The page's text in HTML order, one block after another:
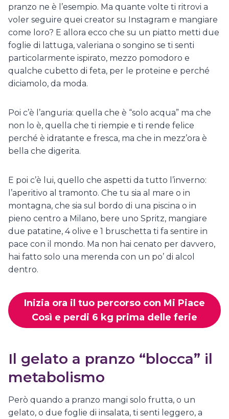
pranzo ne è l’esempio. Ma quante volte ti ritrovi a
voler seguire quei creator su Instagram e mangiare
come loro? E allora ecco che su un piatto metti due
foglie di lattuga, valeriana o songino se ti senti
particolarmente ispirato, mezzo pomodoro e
qualche cubetto di feta, per le proteine e perché
diciamolo, da moda.
Poi c’è l’anguria: quella che è “solo acqua” ma che
non lo è, quella che ti riempie e ti rende felice
perché è idratante e fresca, ma che in mezz’ora è
bella che digerita.
E poi c’è lui, quello che aspetti da tutto l’inverno:
l’aperitivo al tramonto. Che tu sia al mare o in
montagna, che sia sul bordo di una piscina o in
pieno centro a Milano, bere uno Spritz, mangiare
due patatine, 4 olive e 1 bruschetta ti fa sentire in
pace con il mondo. Ma non hai cenato per davvero,
hai fatto solo una merenda con un po’ di alcol
dentro.
Inizia ora il tuo percorso con Mi Piace
Così e perdi 6 kg prima delle ferie
Il gelato a pranzo “blocca” il
metabolismo
Però quando a pranzo mangi solo frutta, o un
gelato, o due foglie di insalata, ti senti leggero, a